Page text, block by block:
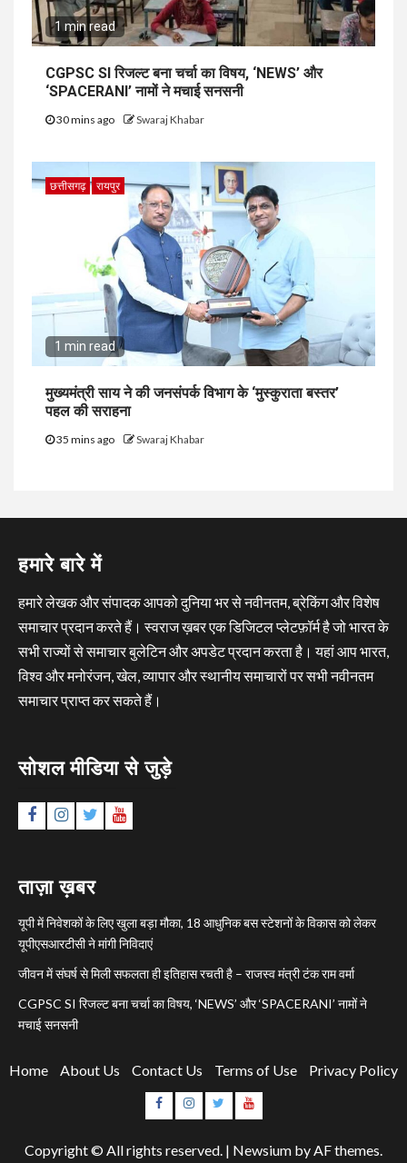
1 min read
CGPSC SI रिजल्ट बना चर्चा का विषय, ‘NEWS’ और
‘SPACERANI’ नामों ने मचाई सनसनी
30 mins ago Swaraj Khabar
छत्तीसगढ़ रायपुर
1 min read
मुख्यमंत्री साय ने की जनसंपर्क विभाग के ‘मुस्कुराता बस्तर’
पहल की सराहना
35 mins ago Swaraj Khabar
हमारे बारे में
हमारे लेखक और संपादक आपको दुनिया भर से नवीनतम, ब्रेकिंग और विशेष
समाचार प्रदान करते हैं। स्वराज ख़बर एक डिजिटल प्लेटफ़ॉर्म है जो भारत के
सभी राज्यों से समाचार बुलेटिन और अपडेट प्रदान करता है। यहां आप भारत,
विश्व और मनोरंजन, खेल, व्यापार और स्थानीय समाचारों पर सभी नवीनतम
समाचार प्राप्त कर सकते हैं।
सोशल मीडिया से जुड़े
FacebookInstagram
TwitterYouTube
ताज़ा ख़बर
यूपी में निवेशकों के लिए खुला बड़ा मौका, 18 आधुनिक बस स्टेशनों के विकास को लेकर
यूपीएसआरटीसी ने मांगी निविदाएं
जीवन में संघर्ष से मिली सफलता ही इतिहास रचती है – राजस्व मंत्री टंक राम वर्मा
CGPSC SI रिजल्ट बना चर्चा का विषय, ‘NEWS’ और ‘SPACERANI’ नामों ने
मचाई सनसनी
Home About Us Contact Us Terms of Use Privacy Policy
Facebook
Instagram
TwitterYouTube
Copyright © All rights reserved. | Newsium by AF themes.